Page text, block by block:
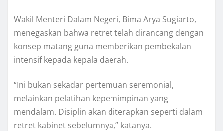
Wakil Menteri Dalam Negeri, Bima Arya Sugiarto,
menegaskan bahwa retret telah dirancang dengan
konsep matang guna memberikan pembekalan
intensif kepada kepala daerah.
“Ini bukan sekadar pertemuan seremonial,
melainkan pelatihan kepemimpinan yang
mendalam. Disiplin akan diterapkan seperti dalam
retret kabinet sebelumnya,” katanya.